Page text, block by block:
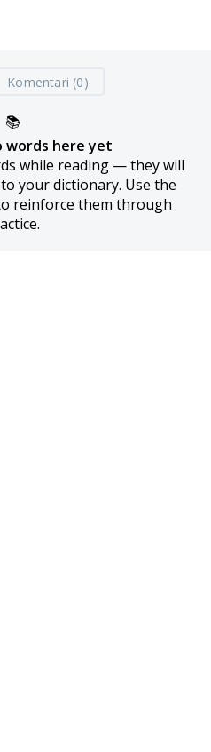
Komentari (0)
📚
words here yet
while reading — they will
your dictionary. Use the
reinforce them through